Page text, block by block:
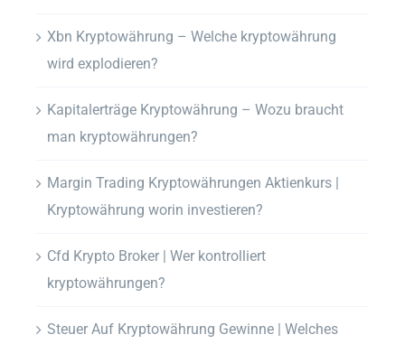
Xbn Kryptowährung – Welche kryptowährung
wird explodieren?
Kapitalerträge Kryptowährung – Wozu braucht
man kryptowährungen?
Margin Trading Kryptowährungen Aktienkurs |
Kryptowährung worin investieren?
Cfd Krypto Broker | Wer kontrolliert
kryptowährungen?
Steuer Auf Kryptowährung Gewinne | Welches